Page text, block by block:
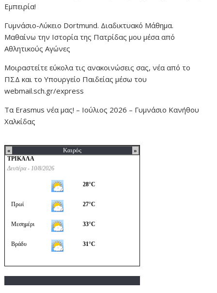
Εμπειρία!
Γυμνάσιο-Λύκειο Dortmund. Διαδικτυακό Μάθημα.
Μαθαίνω την Ιστορία της Πατρίδας μου μέσα από
Αθλητικούς Αγώνες
Μοιραστείτε εύκολα τις ανακοινώσεις σας, νέα από το
ΠΣΔ και το Υπουργείο Παιδείας μέσω του
webmail.sch.gr/express
Τα Erasmus νέα μας! – Ιούλιος 2026 – Γυμνάσιο Κανήθου
Χαλκίδας